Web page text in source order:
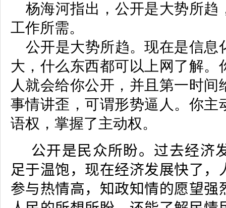
杨海河指出，公开是大势所趋
工作所需。
公开是大势所趋。现在是信息
大，什么东西都可以上网了解。
人就会给你公开，并且第一时间
事情讲歪，可谓形势逼人。你主
语权，掌握了主动权。
公开是民众所盼。过去经济
足于温饱，现在经济发展快了，
参与热情高，知政知情的愿望强